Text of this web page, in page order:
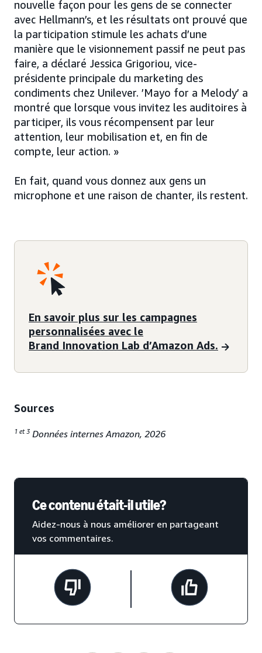
nouvelle façon pour les gens de se connecter
avec Hellmann’s, et les résultats ont prouvé que
la participation stimule les achats d’une
manière que le visionnement passif ne peut pas
faire, a déclaré Jessica Grigoriou, vice-
présidente principale du marketing des
condiments chez Unilever. ’Mayo for a Melody’ a
montré que lorsque vous invitez les auditoires à
participer, ils vous récompensent par leur
attention, leur mobilisation et, en fin de
compte, leur action. »
En fait, quand vous donnez aux gens un
microphone et une raison de chanter, ils restent.
En savoir plus sur les campagnes
personnalisées avec le
Brand Innovation Lab d’Amazon Ads.
Sources
1 et 3 Données internes Amazon, 2026
Ce contenu était-il utile?
Aidez-nous à nous améliorer en partageant
vos commentaires.